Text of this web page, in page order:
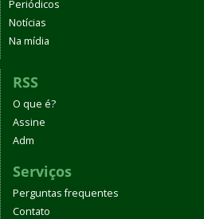
Periódicos
Notícias
Na mídia
RSS
O que é?
Assine
Adm
Serviços
Perguntas frequentes
Contato